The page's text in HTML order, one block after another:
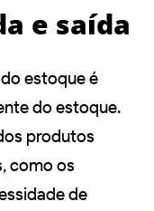
e saída
estoque é
do estoque.
produtos
como os
de